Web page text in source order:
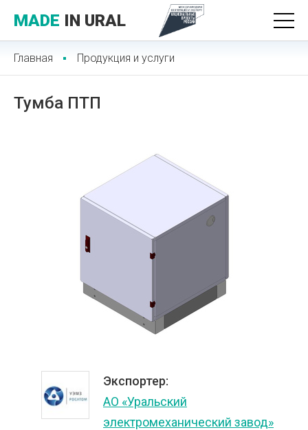
MADE IN URAL
Главная Продукция и услуги
Тумба ПТП
Экспортер:
АО «Уральский
электромеханический завод»